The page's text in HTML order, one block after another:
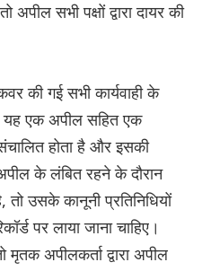
अपील सभी पक्षों द्वारा दायर की
की गई सभी कार्यवाही के
यह एक अपील सहित एक
होता है और इसकी
के लंबित रहने के दौरान
तो उसके कानूनी प्रतिनिधियों
पर लाया जाना चाहिए।
मृतक अपीलकर्ता द्वारा अपील